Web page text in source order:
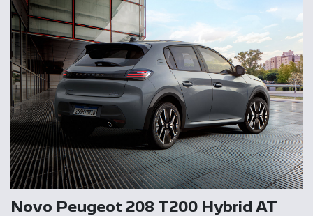
Novo Peugeot 208 T200 Hybrid AT